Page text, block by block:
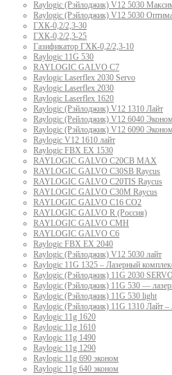
Raylogic (Рэйлоджик) V12 5030
Raylogic (Рэйлоджик) V12 5030
ГХК-0,2/2,3-30
ГХК-0,2/2,3-25
Газификатор ГХК-0,2/2,3-10
Raylogic 11G 530
RAYLOGIC GALVO С7
Raylogic Laserflex 2030 Servo
Raylogic Laserflex 2030
Raylogic Laserflex 1620
Raylogic (Рэйлоджик) V12 1310 Лайт
Raylogic (Рейлоджик) V12 6040 Эконом
Raylogic (Рэйлоджик) V12 6090 Эконом
Raylogic V12 1610 лайт
Raylogic FBX EX 1530
RAYLOGIC GALVO С20CB MAX
RAYLOGIC GALVO С30SB Raycus
RAYLOGIC GALVO C20TIS Raycus
RAYLOGIC GALVO С30M Raycus
RAYLOGIC GALVO С16 CO2
RAYLOGIC GALVO R (Россия)
RAYLOGIC GALVO CMH
RAYLOGIC GALVO С6
Raylogic FBX EX 2040
Raylogic (Рэйлоджик) V12 5030 лайт
Raylogic 11G 1325 – Лазерный
Raylogic (Рэйлоджик) 11G 2030
Raylogic (Рэйлоджик) 11G 530 —
Raylogic (Рэйлоджик) 11G 530 light
Raylogic (Рэйлоджик) 11G 1310 Лайт –
Raylogic 11g 1620
Raylogic 11g 1610
Raylogic 11g 1490
Raylogic 11g 1290
Raylogic 11g 690 эконом
Raylogic 11g 640 эконом